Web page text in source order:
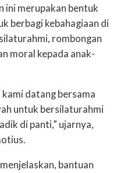
ini merupakan bentuk
berbagi kebahagiaan di
rombongan
moral kepada anak-
kami datang bersama
untuk bersilaturahmi
di panti,” ujarnya,
bantuan